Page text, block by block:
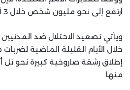
ارتفع إلى نحو مليون شخص خلال 3 أسابيع.
ويأتي تصعيد الاحتلال ضد
خلال الأيام القليلة الماضية
إطلاق رشقة صاروخية كبيرة نحو
منها.